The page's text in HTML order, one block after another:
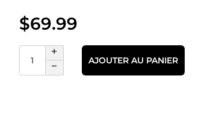
$69.99
AJOUTER AU PANIER